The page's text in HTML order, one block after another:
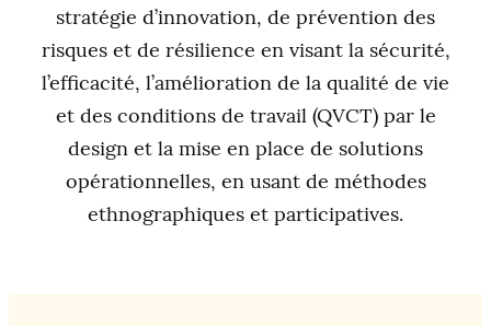
stratégie d’innovation, de prévention des
risques et de résilience en visant la sécurité,
l’efficacité, l’amélioration de la qualité de vie
et des conditions de travail (QVCT) par le
design et la mise en place de solutions
opérationnelles, en usant de méthodes
ethnographiques et participatives.